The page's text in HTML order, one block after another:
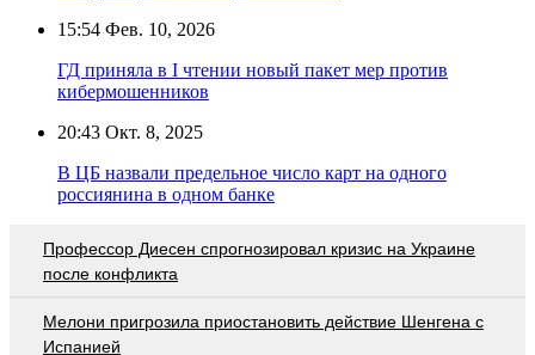
15:54 Фев. 10, 2026
ГД приняла в I чтении новый пакет мер против
кибермошенников
20:43 Окт. 8, 2025
В ЦБ назвали предельное число карт на одного
россиянина в одном банке
Профессор Диесен спрогнозировал кризис на Украине
после конфликта
Мелони пригрозила приостановить действие Шенгена с
Испанией